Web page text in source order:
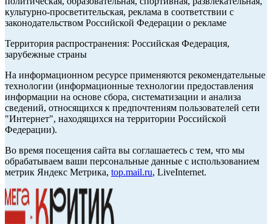
культурно-просветительская, реклама в соответствии с
законодательством Российской Федерации о рекламе
Территория распространения: Российская Федерация,
зарубежные страны
На информационном ресурсе применяются рекомендательные
технологии (информационные технологии предоставления
информации на основе сбора, систематизации и анализа
сведений, относящихся к предпочтениям пользователей сети
"Интернет", находящихся на территории Российской
Федерации).
Во время посещения сайта вы соглашаетесь с тем, что мы
обрабатываем ваши персональные данные с использованием
метрик Яндекс Метрика, top.mail.ru, LiveInternet.